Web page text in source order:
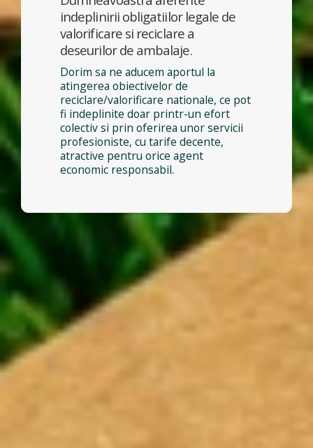
indeplinirii obligatiilor legale de
valorificare si reciclare a
deseurilor de ambalaje.
Dorim sa ne aducem aportul la
atingerea obiectivelor de
reciclare/valorificare nationale, ce pot
fi indeplinite doar printr-un efort
colectiv si prin oferirea unor servicii
profesioniste, cu tarife decente,
atractive pentru orice agent
economic responsabil.